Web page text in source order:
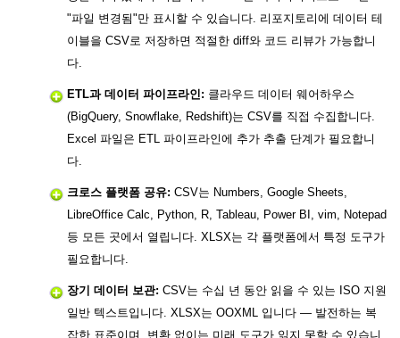
"파일 변경됨"만 표시할 수 있습니다. 리포지토리에 데이터 테
이블을 CSV로 저장하면 적절한 diff와 코드 리뷰가 가능합니
다.
ETL과 데이터 파이프라인: 클라우드 데이터 웨어하우스
(BigQuery, Snowflake, Redshift)는 CSV를 직접 수집합니다.
Excel 파일은 ETL 파이프라인에 추가 추출 단계가 필요합니
다.
크로스 플랫폼 공유: CSV는 Numbers, Google Sheets,
LibreOffice Calc, Python, R, Tableau, Power BI, vim, Notepad
등 모든 곳에서 열립니다. XLSX는 각 플랫폼에서 특정 도구가
필요합니다.
장기 데이터 보관: CSV는 수십 년 동안 읽을 수 있는 ISO 지원
일반 텍스트입니다. XLSX는 OOXML 입니다 — 발전하는 복
잡한 표준이며, 변환 없이는 미래 도구가 읽지 못할 수 있습니